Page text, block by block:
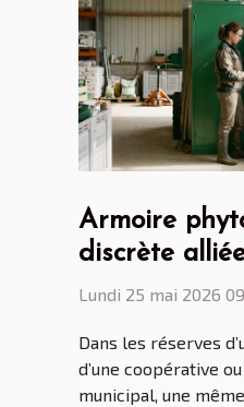
Armoire
discrète
sécurité
Lundi 25 mai 2026
Dans les réserves
d’une coopérative
municipal, une